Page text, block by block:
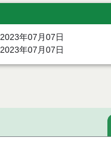
2023年07月07日
2023年07月07日